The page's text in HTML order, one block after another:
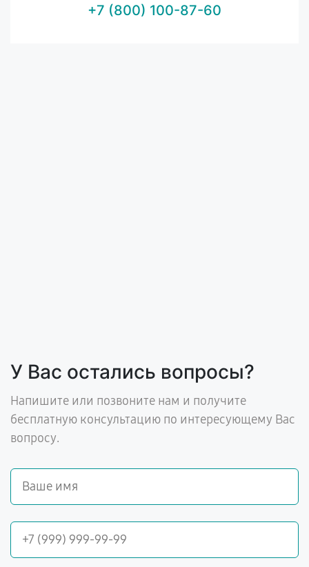
+7 (800) 100-87-60
У Вас остались вопросы?
Напишите или позвоните нам и получите
бесплатную консультацию по интересующему Вас
вопросу.